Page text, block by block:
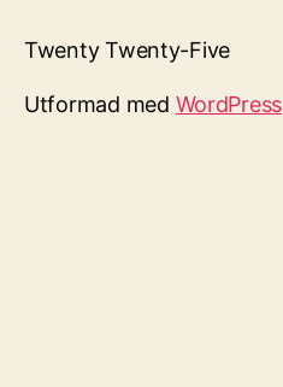
Twenty Twenty-Five
Utformad med WordPress